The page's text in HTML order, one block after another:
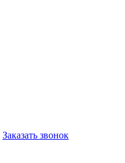
Заказать звонок